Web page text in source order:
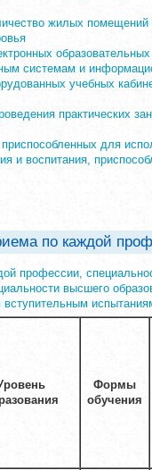
жилых
системам и
учебных
практических
для
и воспитания,
по каждой
профессии,
высшего
Формы
обучения